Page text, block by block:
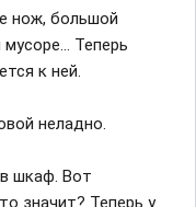
нож, большой
Теперь
к ней.
неладно.
шкаф. Вот
значит? Теперь у